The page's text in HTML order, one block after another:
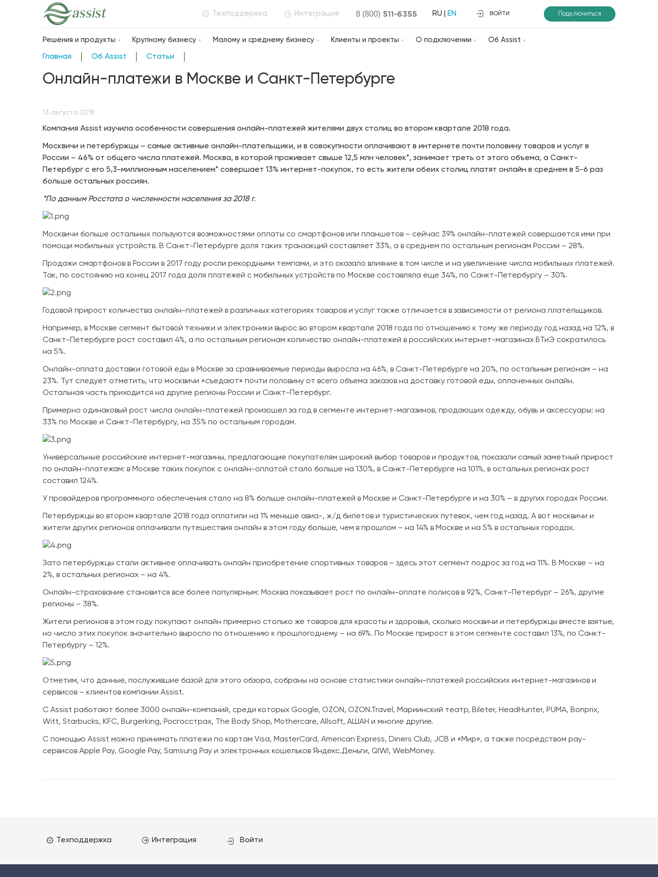
Техподдержка Интеграция 8 (800)511-6355 RU EN ВОЙТИ Подключиться
Решения и продукты Крупному бизнесу Малому и среднему бизнесу Клиенты и проекты О подключении Об Assist
Главная Об Assist Статьи
Онлайн-платежи в Москве и Санкт-Петербурге
13 августа 2018
Компания Assist изучила особенности совершения онлайн-платежей жителями двух столиц во втором квартале 2018 года.
Москвичи и петербуржцы – самые активные онлайн-плательщики, и в совокупности оплачивают в интернете почти половину товаров и услуг в
России – 46% от общего числа платежей. Москва, в которой проживает свыше 12,5 млн человек*, занимает треть от этого объема, а Санкт-
Петербург с его 5,3-миллионным населением* совершает 13% интернет-покупок, то есть жители обеих столиц платят онлайн в среднем в 5-6 раз
больше остальных россиян.
*По данным Росстата о численности населения за 2018 г.
Москвичи больше остальных пользуются возможностями оплаты со смартфонов или планшетов – сейчас 39% онлайн-платежей совершается ими при
помощи мобильных устройств. В Санкт-Петербурге доля таких транзакций составляет 33%, а в среднем по остальным регионам России – 28%.
Продажи смартфонов в России в 2017 году росли рекордными темпами, и это оказало влияние в том числе и на увеличение числа мобильных платежей.
Так, по состоянию на конец 2017 года доля платежей с мобильных устройств по Москве составляла еще 34%, по Санкт-Петербургу – 30%.
Годовой прирост количества онлайн-платежей в различных категориях товаров и услуг также отличается в зависимости от региона плательщиков.
Например, в Москве сегмент бытовой техники и электроники вырос во втором квартале 2018 года по отношению к тому же периоду год назад на 12%, в
Санкт-Петербурге рост составил 4%, а по остальным регионам количество онлайн-платежей в российских интернет-магазинах БТиЭ сократилось
на 5%.
Онлайн-оплата доставки готовой еды в Москве за сравниваемые периоды выросла на 46%, в Санкт-Петербурге на 20%, по остальным регионам – на
23%. Тут следует отметить, что москвичи «съедают» почти половину от всего объема заказов на доставку готовой еды, оплаченных онлайн.
Остальная часть приходится на другие регионы России и Санкт-Петербург.
Примерно одинаковый рост числа онлайн-платежей произошел за год в сегменте интернет-магазинов, продающих одежду, обувь и аксессуары: на
33% по Москве и Санкт-Петербургу, на 35% по остальным городам.
Универсальные российские интернет-магазины, предлагающие покупателям широкий выбор товаров и продуктов, показали самый заметный прирост
по онлайн-платежам: в Москве таких покупок с онлайн-оплатой стало больше на 130%, в Санкт-Петербурге на 101%, в остальных регионах рост
составил 124%.
У провайдеров программного обеспечения стало на 8% больше онлайн-платежей в Москве и Санкт-Петербурге и на 30% – в других городах России.
Петербуржцы во втором квартале 2018 года оплатили на 1% меньше авиа-, ж/д билетов и туристических путевок, чем год назад. А вот москвичи и
жители других регионов оплачивали путешествия онлайн в этом году больше, чем в прошлом – на 14% в Москве и на 5% в остальных городах.
Зато петербуржцы стали активнее оплачивать онлайн приобретение спортивных товаров – здесь этот сегмент подрос за год на 11%. В Москве – на
2%, в остальных регионах – на 4%.
Онлайн-страхование становится все более популярным: Москва показывает рост по онлайн-оплате полисов в 92%, Санкт-Петербург – 26%, другие
регионы – 38%.
Жители регионов в этом году покупают онлайн примерно столько же товаров для красоты и здоровья, сколько москвичи и петербуржцы вместе взятые,
но число этих покупок значительно выросло по отношению к прошлогоднему – на 69%. По Москве прирост в этом сегменте составил 13%, по Санкт-
Петербургу – 12%.
Отметим, что данные, послужившие базой для этого обзора, собраны на основе статистики онлайн-платежей российских интернет-магазинов и
сервисов – клиентов компании Assist.
С Assist работают более 3000 онлайн-компаний, среди которых Google, OZON, OZON.Travel, Мариинский театр, Bileter, HeadHunter, PUMA, Bonprix,
Witt, Starbucks, KFC, Burgerking, Росгосстрах, The Body Shop, Mothercare, Allsoft, АШАН и многие другие.
С помощью Assist можно принимать платежи по картам Visa, MasterCard, American Express, Diners Club, JCB и «Мир», а также посредством pay-
сервисов Apple Pay, Google Pay, Samsung Pay и электронных кошельков Яндекс.Деньги, QIWI, WebMoney.
Техподдержка Интеграция Войти